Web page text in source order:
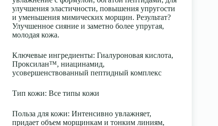
улучшения эластичности, повышения упругости
и уменьшения мимических морщин. Результат?
Улучшенное сияние и заметно более упругая,
молодая кожа.
Ключевые ингредиенты: Гиалуроновая кислота,
Проксилан™, ниацинамид,
усовершенствованный пептидный комплекс
Тип кожи: Все типы кожи
Польза для кожи: Интенсивно увлажняет,
придает объем морщинкам и тонким линиям,